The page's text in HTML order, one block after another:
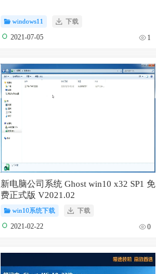
windows11 下载
2021-07-05 1
新电脑公司系统 Ghost win10 x32 SP1 免
费正式版 V2021.02
win10系统下载 下载
2021-02-22 0